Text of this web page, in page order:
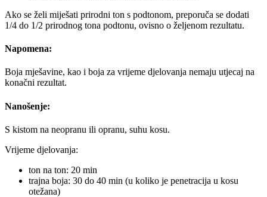
Ako se želi miješati prirodni ton s podtonom, preporuča se dodati
1/4 do 1/2 prirodnog tona podtonu, ovisno o željenom rezultatu.
Napomena:
Boja mješavine, kao i boja za vrijeme djelovanja nemaju utjecaj na
konačni rezultat.
Nanošenje:
S kistom na neopranu ili opranu, suhu kosu.
Vrijeme djelovanja:
ton na ton: 20 min
trajna boja: 30 do 40 min (u koliko je penetracija u kosu
otežana)